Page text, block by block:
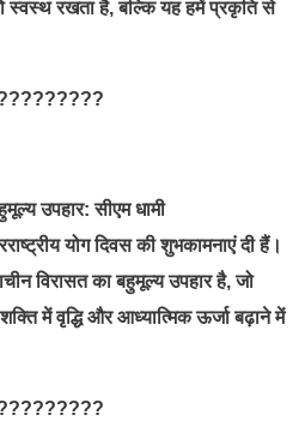
स्वस्थ रखता है, बल्कि यह हमें प्रकृति से
उपहार: सीएम धामी
योग दिवस की शुभकामनाएं दी हैं।
विरासत का बहुमूल्य उपहार है, जो
में वृद्धि और आध्यात्मिक ऊर्जा बढ़ाने में